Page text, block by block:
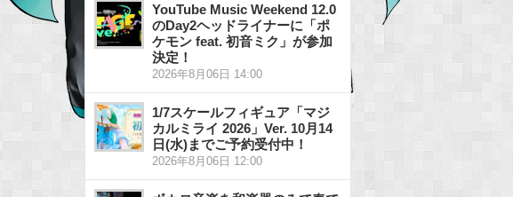
YouTube Music Weekend 12.0
のDay2ヘッドライナーに「ポ
ケモン feat. 初音ミク」が参加
決定！
2026年8月06日 14:00
1/7スケールフィギュア「マジ
カルミライ 2026」Ver. 10月14
日(水)までご予約受付中！
2026年8月06日 12:00